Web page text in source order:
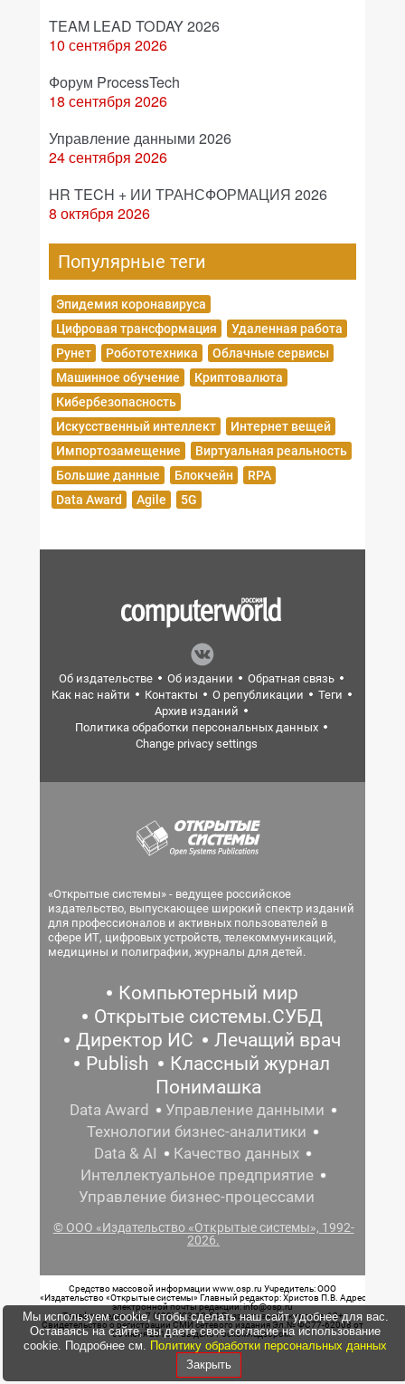
TEAM LEAD TODAY 2026
10 сентября 2026
Форум ProcessTech
18 сентября 2026
Управление данными 2026
24 сентября 2026
HR TECH + ИИ ТРАНСФОРМАЦИЯ 2026
8 октября 2026
Популярные теги
Эпидемия коронавируса
Цифровая трансформация
Удаленная работа
Рунет
Робототехника
Облачные сервисы
Машинное обучение
Криптовалюта
Кибербезопасность
Искусственный интеллект
Интернет вещей
Импортозамещение
Виртуальная реальность
Большие данные
Блокчейн
RPA
Data Award
Agile 5G
Об издательстве Об издании
Обратная связь
Как нас найти
Контакты О републикации
Теги
Архив изданий
Политика обработки персональных данных
Change privacy settings
«Открытые системы» - ведущее российское
издательство, выпускающее широкий спектр изданий
для профессионалов и активных пользователей в
сфере ИТ, цифровых устройств, телекоммуникаций,
медицины и полиграфии, журналы для детей.
Компьютерный мир
Открытые системы.СУБД
Директор ИС
Лечащий врач
Publish
Классный журнал
Понимашка
Data Award
Управление данными
Технологии бизнес-аналитики
Data & AI
Качество данных
Интеллектуальное предприятие
Управление бизнес-процессами
© ООО «Издательство «Открытые системы», 1992-
2026.
Средство массовой информации www.osp.ru Учредитель: ООО
«Издательство «Открытые системы» Главный редактор: Христов П.В. Адрес
электронной почты редакции: info@osp.ru
Телефон редакции: 7 (499) 703-18-54 Возрастная маркировка: 12+
Свидетельство о регистрации СМИ сетевого издания Эл.№ ФС77-62008 от
05 июня 2015 г. выдано Роскомнадзором.
Мы используем cookie, чтобы сделать наш сайт удобнее для вас.
Оставаясь на сайте, вы даете свое согласие на использование
cookie. Подробнее см. Политику обработки персональных данных
Закрыть